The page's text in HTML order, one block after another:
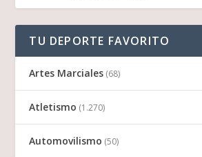
TU DEPORTE FAVORITO
Artes Marciales (68)
Atletismo (1.270)
Automovilismo (50)